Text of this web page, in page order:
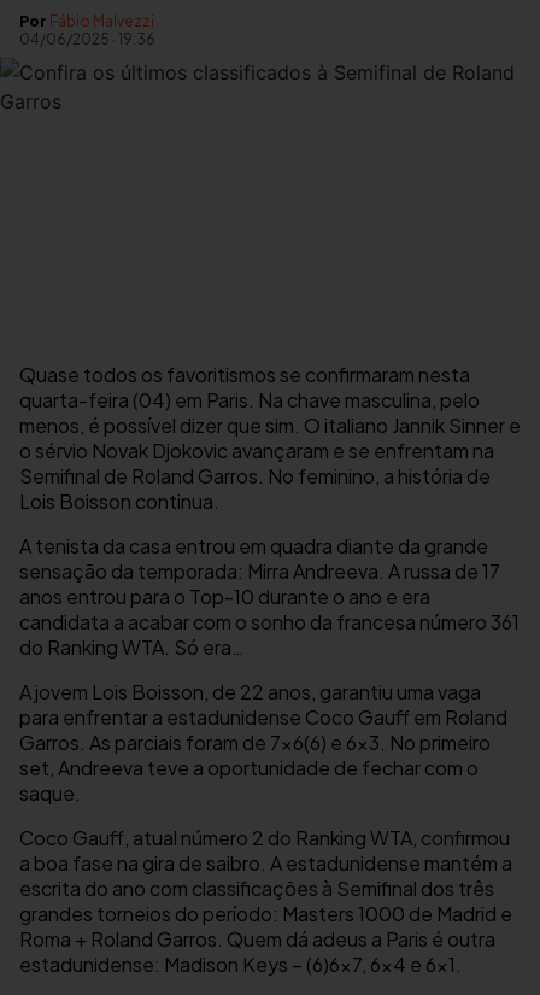
Por Fábio Malvezzi
04/06/2025 · 19:36
Quase todos os favoritismos se confirmaram nesta
quarta-feira (04) em Paris. Na chave masculina, pelo
menos, é possível dizer que sim. O italiano Jannik Sinner e
o sérvio Novak Djokovic avançaram e se enfrentam na
Semifinal de Roland Garros. No feminino, a história de
Lois Boisson continua.
A tenista da casa entrou em quadra diante da grande
sensação da temporada: Mirra Andreeva. A russa de 17
anos entrou para o Top-10 durante o ano e era
candidata a acabar com o sonho da francesa número 361
do Ranking WTA. Só era…
A jovem Lois Boisson, de 22 anos, garantiu uma vaga
para enfrentar a estadunidense Coco Gauff em Roland
Garros. As parciais foram de 7×6(6) e 6×3. No primeiro
set, Andreeva teve a oportunidade de fechar com o
saque.
Coco Gauff, atual número 2 do Ranking WTA, confirmou
a boa fase na gira de saibro. A estadunidense mantém a
escrita do ano com classificações à Semifinal dos três
grandes torneios do período: Masters 1000 de Madrid e
Roma + Roland Garros. Quem dá adeus a Paris é outra
estadunidense: Madison Keys – (6)6×7, 6×4 e 6×1.